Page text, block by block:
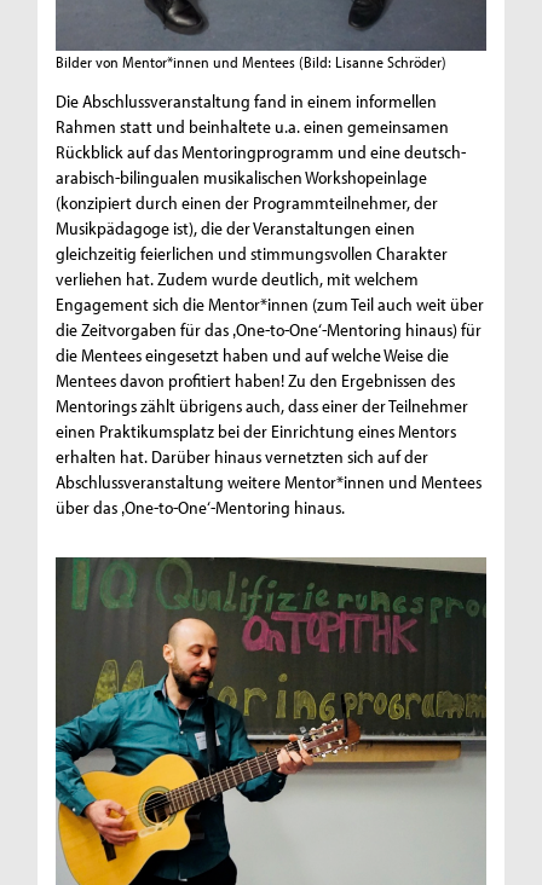
Bilder von Mentor*innen und Mentees (Bild: Lisanne Schröder)
Die Abschlussveranstaltung fand in einem informellen
Rahmen statt und beinhaltete u.a. einen gemeinsamen
Rückblick auf das Mentoringprogramm und eine deutsch-
arabisch-bilingualen musikalischen Workshopeinlage
(konzipiert durch einen der Programmteilnehmer, der
Musikpädagoge ist), die der Veranstaltungen einen
gleichzeitig feierlichen und stimmungsvollen Charakter
verliehen hat. Zudem wurde deutlich, mit welchem
Engagement sich die Mentor*innen (zum Teil auch weit über
die Zeitvorgaben für das ‚One-to-One‘-Mentoring hinaus) für
die Mentees eingesetzt haben und auf welche Weise die
Mentees davon profitiert haben! Zu den Ergebnissen des
Mentorings zählt übrigens auch, dass einer der Teilnehmer
einen Praktikumsplatz bei der Einrichtung eines Mentors
erhalten hat. Darüber hinaus vernetzten sich auf der
Abschlussveranstaltung weitere Mentor*innen und Mentees
über das ‚One-to-One‘-Mentoring hinaus.